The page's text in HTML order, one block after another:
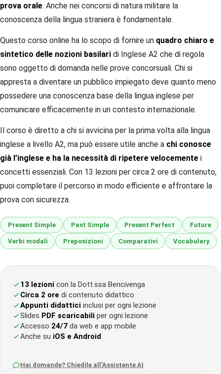
prova orale. Anche nei concorsi di natura militare la
conoscenza della lingua straniera è fondamentale.
Questo corso online ha lo scopo di fornire un quadro chiaro e
sintetico delle nozioni basilari di Inglese A2 che di regola
sono oggetto di domanda nelle prove concorsuali. Chi si
appresta a diventare un pubblico impiegato deve quanto meno
possedere una conoscenza base della lingua inglese per
comunicare efficacemente in un contesto internazionale.
Il corso è diretto a chi si avvicina per la prima volta alla lingua
inglese a livello A2, ma può essere utile anche a chi conosce
già l’inglese e ha la necessità di ripetere velocemente i
concetti essenziali. Con 13 lezioni per circa 2 ore di contenuto,
puoi completare il percorso in modo efficiente e affrontare la
prova con sicurezza.
Present Simple Past Simple Present Perfect Future
Verbi modali Preposizioni Comparativi Vocabulary
13 lezioni con la Dott.ssa Bencivenga
Circa 2 ore di contenuto didattico
Appunti didattici inclusi per ogni lezione
Slides PDF scaricabili per ogni lezione
Accesso 24/7 da web e app mobile
Anche su iOS e Android
Hai domande? Chiedile all’Assistente AI